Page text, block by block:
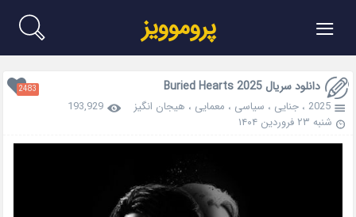
≡ پروموویز
دانلود سریال Buried Hearts 2025 2483
2025 ،جنایی ، سیاسی ، معمایی ، هیجان انگیز
193,929
شنبه ۲۳ فروردین ۱۴۰۴